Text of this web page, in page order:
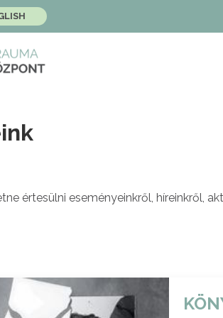
értesülni eseményeinkről, híreinkről,